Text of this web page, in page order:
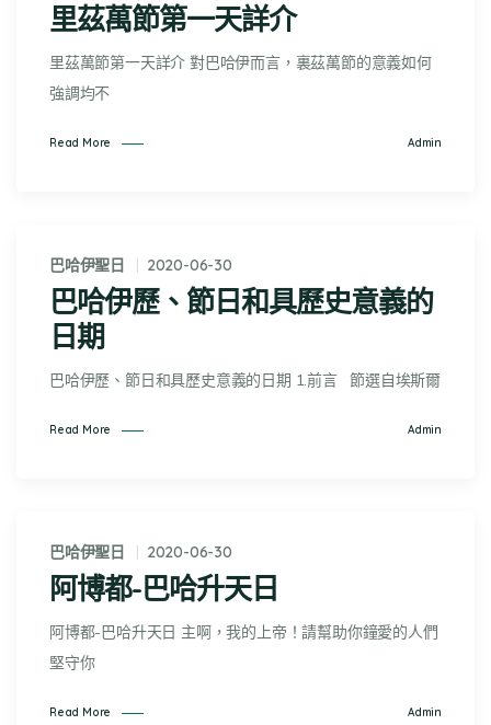
里茲萬節第一天詳介
里茲萬節第一天詳介 對巴哈伊而言，裏茲萬節的意義如何
強調均不
Read More Admin
巴哈伊聖日 2020-06-30
巴哈伊歷、節日和具歷史意義的
日期
巴哈伊歷、節日和具歷史意義的日期 1.前言 節選自埃斯爾
Read More Admin
巴哈伊聖日 2020-06-30
阿博都-巴哈升天日
阿博都-巴哈升天日 主啊，我的上帝！請幫助你鐘愛的人們
堅守你
Read More Admin